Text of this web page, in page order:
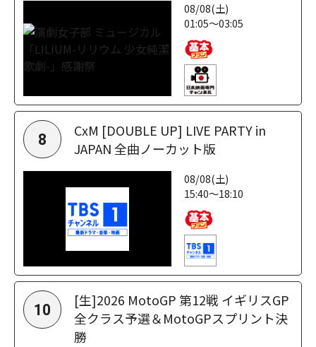
08/08(土)
01:05～03:05
8
CxM [DOUBLE UP] LIVE PARTY in
JAPAN 全曲ノーカット版
08/08(土)
15:40～18:10
10
[生]2026 MotoGP 第12戦 イギリスGP
全クラス予選＆MotoGPスプリント決
勝